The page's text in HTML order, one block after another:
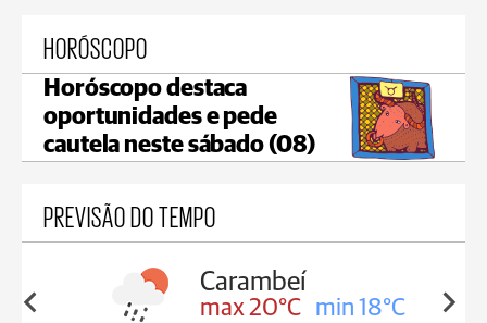
HORÓSCOPO
Horóscopo destaca
oportunidades e pede
cautela neste sábado (08)
PREVISÃO DO TEMPO
18°C
Carambeí
max 20°C min 18°C